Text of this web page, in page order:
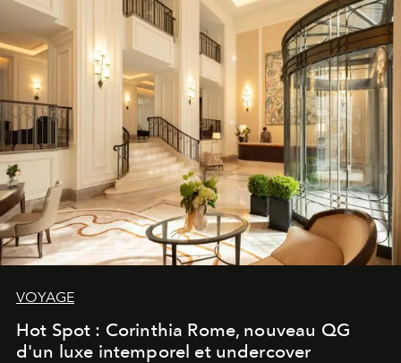
VOYAGE
Hot Spot : Corinthia Rome, nouveau QG
d'un luxe intemporel et undercover